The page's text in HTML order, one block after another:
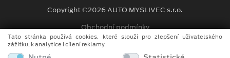
Copyright ©2026 AUTO MYSLIVEC s.r.o.
Obchodní podmínky
Ochrana osobních údajů
Tato stránka používá cookies, které slouží pro zlepšení uživatelského
zážitku, k analytice i cílení reklamy.